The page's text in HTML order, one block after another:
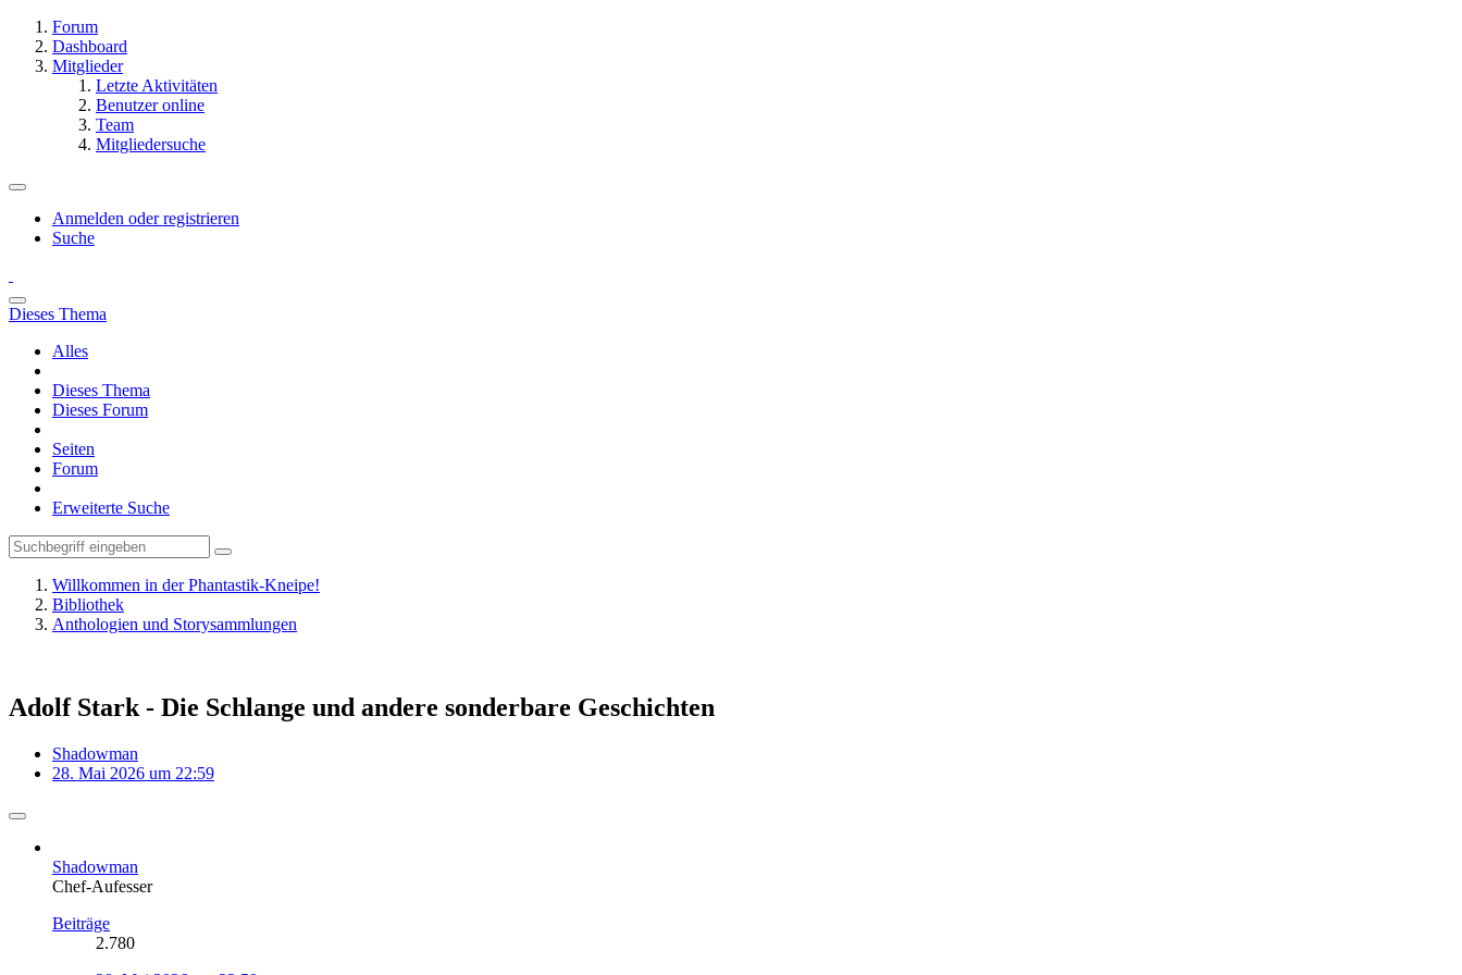
Forum
Dashboard
Mitglieder
Letzte Aktivitäten
Benutzer online
Team
Mitgliedersuche
Anmelden oder registrieren
Suche
Dieses Thema
Alles
Dieses Thema
Dieses Forum
Seiten
Forum
Erweiterte Suche
Willkommen in der Phantastik-Kneipe!
Bibliothek
Anthologien und Storysammlungen
Adolf Stark - Die Schlange und andere sonderbare Geschichten
Shadowman
28. Mai 2026 um 22:59
Shadowman
Chef-Aufesser
Beiträge
2.780